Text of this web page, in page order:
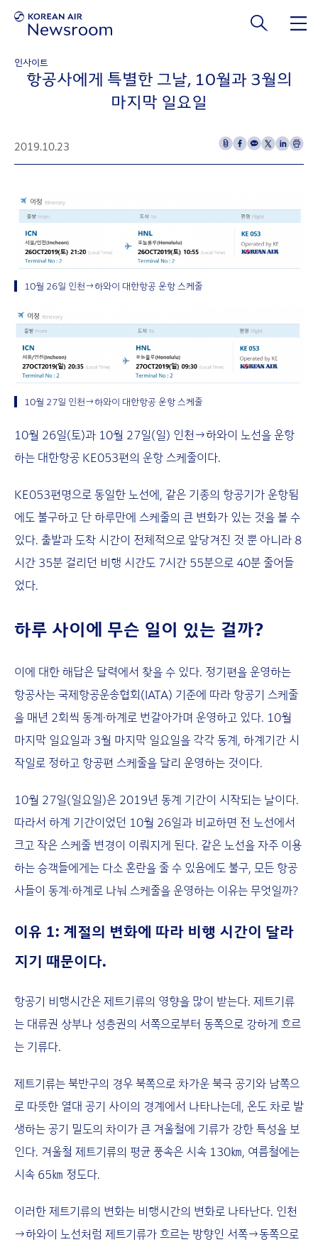
인사이트
항공사에게 특별한 그날, 10월과 3월의
마지막 일요일
2019.10.23
10월 26일 인천→하와이 대한항공 운항 스케줄
10월 27일 인천→하와이 대한항공 운항 스케줄
10월 26일(토)과 10월 27일(일) 인천→하와이 노선을 운항
하는 대한항공 KE053편의 운항 스케줄이다.
KE053편명으로 동일한 노선에, 같은 기종의 항공기가 운항됨
에도 불구하고 단 하루만에 스케줄의 큰 변화가 있는 것을 볼 수
있다. 출발과 도착 시간이 전체적으로 앞당겨진 것 뿐 아니라 8
시간 35분 걸리던 비행 시간도 7시간 55분으로 40분 줄어들
었다.
하루 사이에 무슨 일이 있는 걸까?
이에 대한 해답은 달력에서 찾을 수 있다. 정기편을 운영하는
항공사는 국제항공운송협회(IATA) 기준에 따라 항공기 스케줄
을 매년 2회씩 동계·하계로 번갈아가며 운영하고 있다. 10월
마지막 일요일과 3월 마지막 일요일을 각각 동계, 하계기간 시
작일로 정하고 항공편 스케줄을 달리 운영하는 것이다.
10월 27일(일요일)은 2019년 동계 기간이 시작되는 날이다.
따라서 하계 기간이었던 10월 26일과 비교하면 전 노선에서
크고 작은 스케줄 변경이 이뤄지게 된다. 같은 노선을 자주 이용
하는 승객들에게는 다소 혼란을 줄 수 있음에도 불구, 모든 항공
사들이 동계·하계로 나눠 스케줄을 운영하는 이유는 무엇일까?
이유 1: 계절의 변화에 따라 비행 시간이 달라
지기 때문이다.
항공기 비행시간은 제트기류의 영향을 많이 받는다. 제트기류
는 대류권 상부나 성층권의 서쪽으로부터 동쪽으로 강하게 흐르
는 기류다.
제트기류는 북반구의 경우 북쪽으로 차가운 북극 공기와 남쪽으
로 따뜻한 열대 공기 사이의 경계에서 나타나는데, 온도 차로 발
생하는 공기 밀도의 차이가 큰 겨울철에 기류가 강한 특성을 보
인다. 겨울철 제트기류의 평균 풍속은 시속 130㎞, 여름철에는
시속 65㎞ 정도다.
이러한 제트기류의 변화는 비행시간의 변화로 나타난다. 인천
→하와이 노선처럼 제트기류가 흐르는 방향인 서쪽→동쪽으로